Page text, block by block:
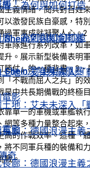
盾 為何與如何打造
Shein深陷輿論風暴
地：艾未未深入「
影
廊：德國浪漫主義
奇
！
盾 為何與如何打造
Shein深陷輿論風暴
地：艾未未深入「
影
廊：德國浪漫主義
主義情緒，閱兵對百姓
以激發民族自豪感，特
過軍事成就凝聚人心。
軍隊進行系列改革，如
升。展示新型裝備表明
勝仗」的一種背書。3、
「不戰而屈人之兵」的
是中共長期備戰的終極
靠單一的軍機或軍艦執
網等多種力量整合起來
高的作戰效率。這種「
將不同軍兵種的裝備和
戰。